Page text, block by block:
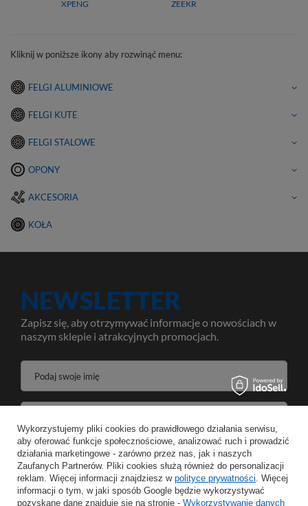
XPENG ZEEKR
Kliknij w poniższe ikony aby rozwinąć menu:
FELGI ALUMINIOWE
FELGI KUTE
FELGI STALOWE
OPONY
AKCESORIA
KOŁA
NEWSLETTER
Zapisz się, aby otrzymywać informacje o nowościach w
naszym sklepie i atrakcyjnych promocjach.
Podaj swoje imię
Wyrażam zgodę na przetwarzanie moich danych osobowych w celeach oraz zakresie realizacji usług Newsletter w
ZAPISZ
Wykorzystujemy pliki cookies do prawidłowego działania serwisu,
aby oferować funkcje społecznościowe, analizować ruch i prowadzić
działania marketingowe - zarówno przez nas, jak i naszych
Zaufanych Partnerów. Pliki cookies służą również do personalizacji
reklam. Więcej informacji znajdziesz w polityce prywatności. Więcej
informacji o tym, w jaki sposób Google będzie wykorzystywać
pozyskane dane znajduje się na stronie - Wykorzystywanie danych